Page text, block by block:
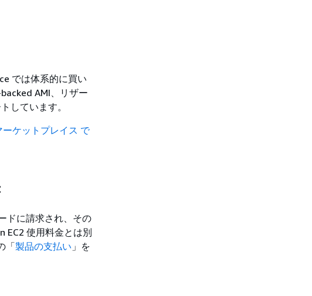
では体系的に買い
AMI、リザー
しています。
ーケットプレイス で
ドに請求され、その
EC2 使用料金とは別
「製品の支払い 」を